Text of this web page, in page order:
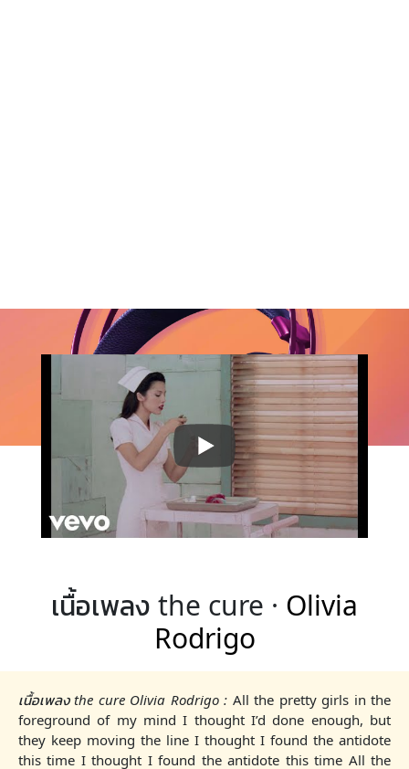
เนื้อเพลง the cure · Olivia
Rodrigo
เนื้อเพลง the cure Olivia Rodrigo : All the pretty girls in the
foreground of my mind I thought I’d done enough, but
they keep moving the line I thought I found the antidote
this time I thought I found the antidote this time All the